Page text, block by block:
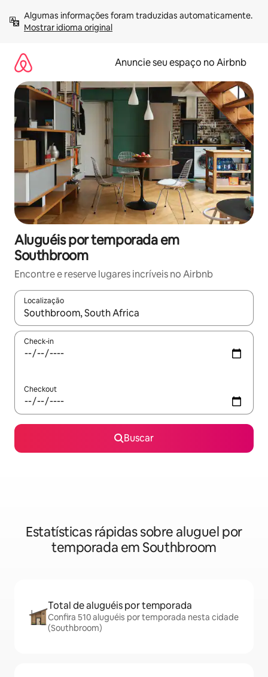
para
Mostrar idioma original
Anuncie seu espaço no Airbnb
Aluguéis por temporada em
Southbroom
Encontre e reserve lugares incríveis no Airbnb
Localização
Quando os resultados estiverem disponíveis, explore-os
Check-in
Checkout
Buscar
Estatísticas rápidas sobre aluguel por
temporada em Southbroom
Total de aluguéis por temporada
Confira 510 aluguéis por temporada nesta cidade
(Southbroom)